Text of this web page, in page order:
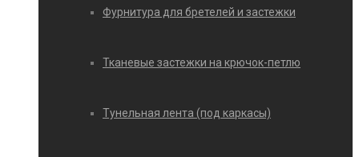
Фурнитура для бретелей и застежки
Тканевые застежки на крючок-петлю
Тунельная лента (под каркасы)